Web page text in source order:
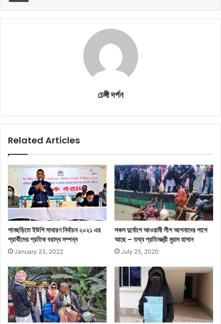
চেঙ্গী দর্পন
Related Articles
পানছড়িতে ইউপি সাধারণ নির্বাচন ২০২১ এর
প্রার্থীদের প্রতিক বরাদ্ধ সম্পন্ন
January 23, 2022
সকল দুর্যোগে আওয়ামী লীগ আপনাদের পাশে
আছে – তথ্য প্রতিমন্ত্রী মুরাদ হাসান
July 25, 2020